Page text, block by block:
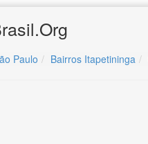
Paulo Bairros Itapetininga